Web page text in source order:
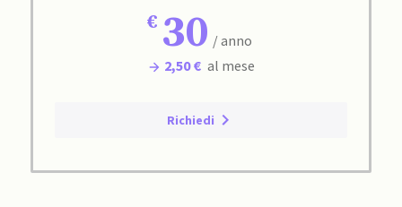
30 / anno
2,50 € al mese
Richiedi